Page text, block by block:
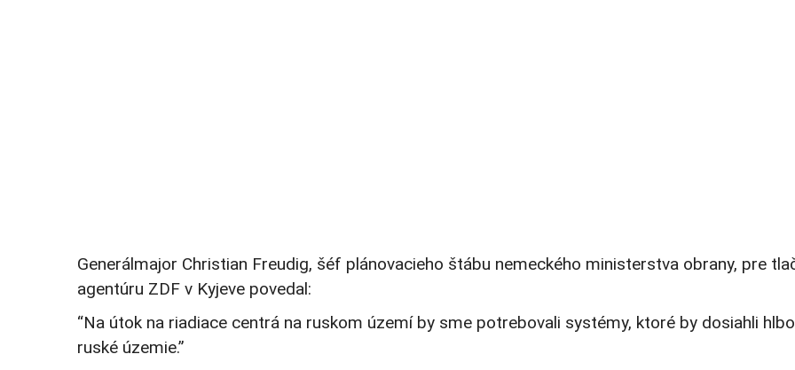
Generálmajor Christian Freudig, šéf plánovacieho štábu nemeckého ministerstva obrany, pre
agentúru ZDF v Kyjeve povedal:
“Na útok na riadiace centrá na ruskom území by sme potrebovali systémy, ktoré by dosiahli
ruské územie.”